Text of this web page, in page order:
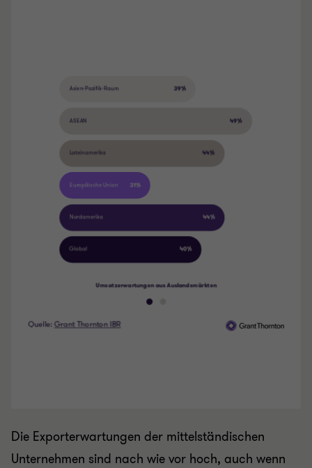
Die Exporterwartungen der mittelständischen
Unternehmen sind nach wie vor hoch, auch wenn